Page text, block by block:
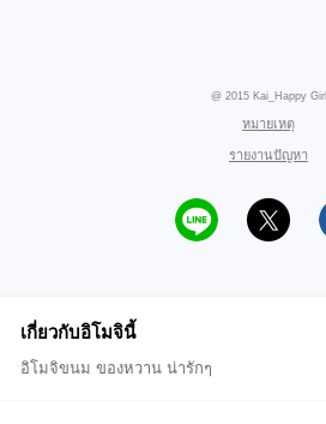
@ 2015 Kai_Happy Girl
หมายเหตุ
รายงานปัญหา
เกี่ยวกับอิโมจินี้
อิโมจิขนม ของหวาน น่ารักๆ